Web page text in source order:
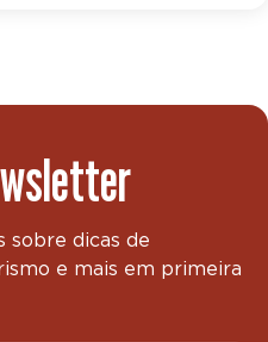
sobre dicas de
e mais em primeira